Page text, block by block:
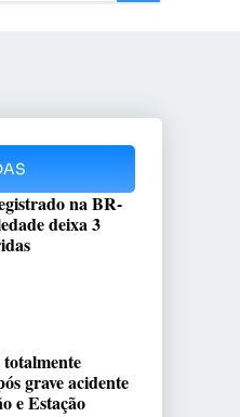
na BR-
deixa 3
grave acidente
e Estação